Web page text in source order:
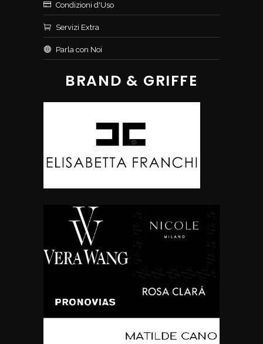
Condizioni d'Uso
Servizi Extra
Parla con Noi
BRAND & GRIFFE